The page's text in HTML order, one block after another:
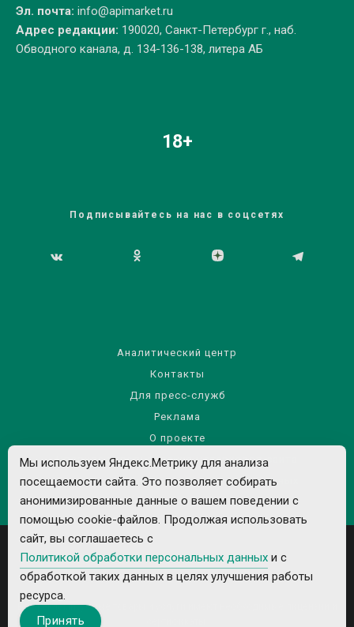
Эл. почта: info@apimarket.ru
Адрес редакции: 190020, Санкт-Петербург г., наб.
Обводного канала, д. 134-136-138, литера АБ
18+
Подписывайтесь на нас в соцсетях
Аналитический центр
Контакты
Для пресс-служб
Реклама
О проекте
Правила использования материалов сайта
Политика обработки персональных данных
Все рекламируемые товары и услуги имеют необходимые лицензии и
Мы используем Яндекс.Метрику для анализа
посещаемости сайта. Это позволяет собирать
анонимизированные данные о вашем поведении с
помощью cookie-файлов. Продолжая использовать
сайт, вы соглашаетесь с
Политикой обработки персональных данных и с
обработкой таких данных в целях улучшения работы
ресурса.
Принять